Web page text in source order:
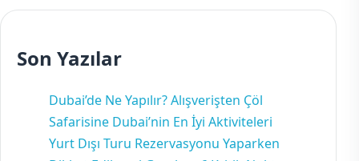
Son Yazılar
Dubai’de Ne Yapılır? Alışverişten Çöl
Safarisine Dubai’nin En İyi Aktiviteleri
Yurt Dışı Turu Rezervasyonu Yaparken